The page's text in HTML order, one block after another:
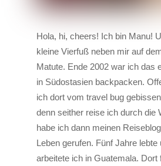
Hola, hi, cheers! Ich bin Manu!
kleine Vierfuß neben mir auf
Matute. Ende 2002 war ich das
in Südostasien backpacken.
ich dort vom travel bug
denn seither reise ich durch die
habe ich dann meinen
Leben gerufen. Fünf Jahre lebte
arbeitete ich in Guatemala. Dort